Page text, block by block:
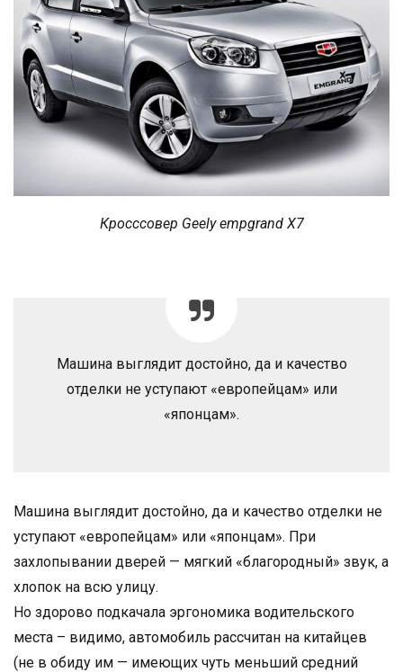
Кросссовер Geely empgrand Х7
Машина выглядит достойно, да и качество
отделки не уступают «европейцам» или
«японцам».
Машина выглядит достойно, да и качество отделки не
уступают «европейцам» или «японцам». При
захлопывании дверей — мягкий «благородный» звук, а
хлопок на всю улицу.
Но здорово подкачала эргономика водительского
места – видимо, автомобиль рассчитан на китайцев
(не в обиду им — имеющих чуть меньший средний